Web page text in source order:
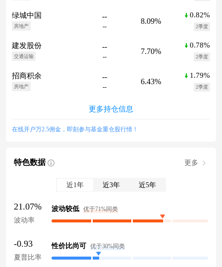
绿城中国
房地产
--
--
8.09%
0.82%
2季度
建发股份
交通运输
--
--
7.70%
0.78%
2季度
招商积余
房地产
--
--
6.43%
1.79%
2季度
更多持仓信息
在线开户万2.5佣金，即刻参与基金重仓股行情！
特色数据 更多
近1年 近3年 近5年
21.07%
波动率
波动较低 优于71%同类
-0.93
夏普比率
性价比尚可 优于30%同类